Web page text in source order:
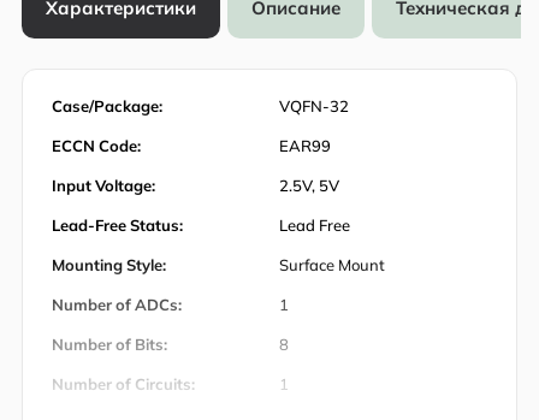
Характеристики Описание Техническая
Case/Package: VQFN-32
ECCN Code: EAR99
Input Voltage: 2.5V, 5V
Lead-Free Status: Lead Free
Mounting Style: Surface Mount
Number of ADCs: 1
Number of Bits: 8
Number of Circuits: 1